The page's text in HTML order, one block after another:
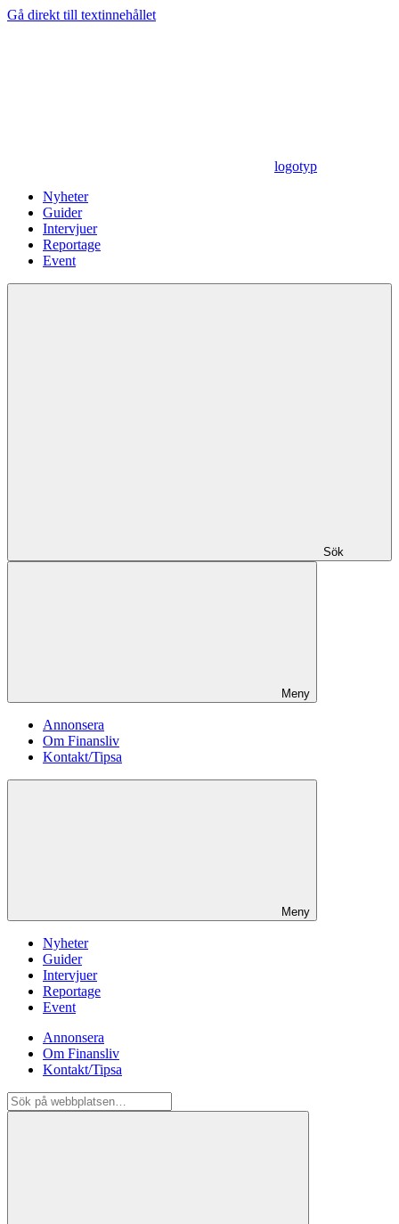
Gå direkt till textinnehållet
logotyp
Nyheter
Guider
Intervjuer
Reportage
Event
Sök
Meny
Annonsera
Om Finansliv
Kontakt/Tipsa
Meny
Nyheter
Guider
Intervjuer
Reportage
Event
Annonsera
Om Finansliv
Kontakt/Tipsa